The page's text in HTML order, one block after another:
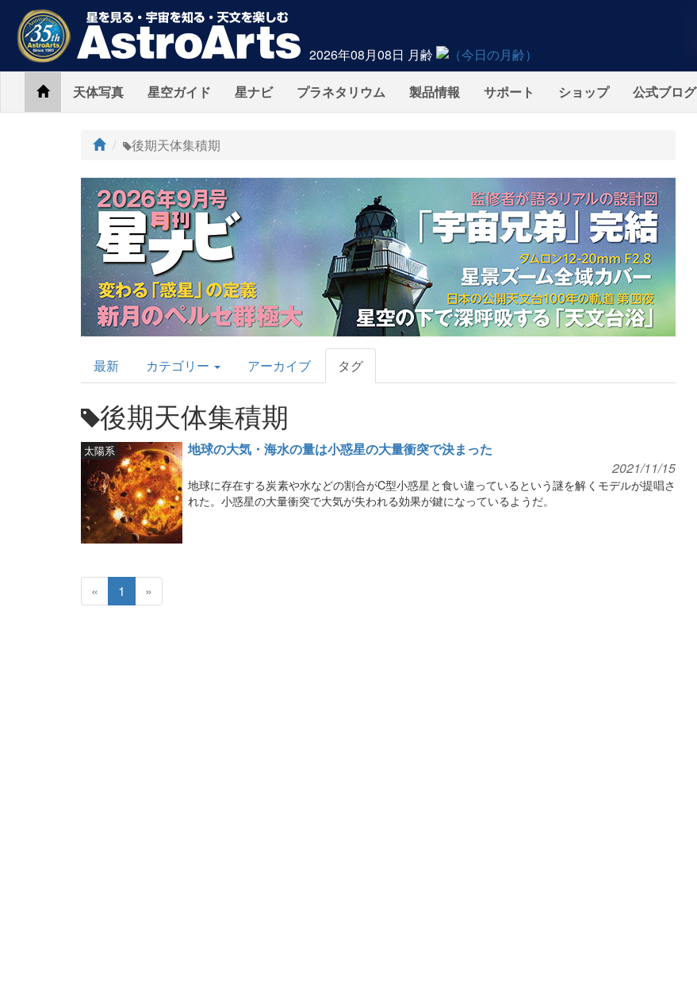
2026年08月08日 月齢
Home天体写真 星空ガイド 星ナビ プラネタリウム 製品情報 サポート ショップ 公式ブログ
ト
プ
後期天体集積期
AstroArts
Topics
最新 カテゴリー アーカイブ タグ
後期天体集積期
地球の大気・海水の量は小惑星の大量衝突で決まった
太陽系
2021/11/15
地球に存在する炭素や水などの割合がC型小惑星と食い違っているという謎を解くモデルが提唱さ
れた。小惑星の大量衝突で大気が失われる効果が鍵になっているようだ。
« 1 »